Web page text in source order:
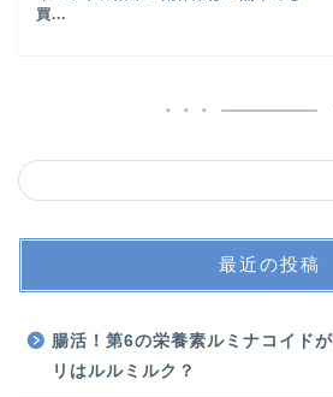
買...
最近の投稿
腸活！第6の栄養素ルミナコイド
リはルルミルク？